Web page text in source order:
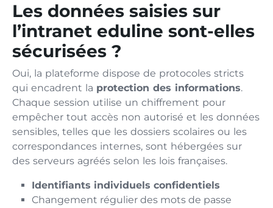
Les données saisies sur
l’intranet eduline sont-elles
sécurisées ?
Oui, la plateforme dispose de protocoles stricts
qui encadrent la protection des informations.
Chaque session utilise un chiffrement pour
empêcher tout accès non autorisé et les données
sensibles, telles que les dossiers scolaires ou les
correspondances internes, sont hébergées sur
des serveurs agréés selon les lois françaises.
Identifiants individuels confidentiels
Changement régulier des mots de passe